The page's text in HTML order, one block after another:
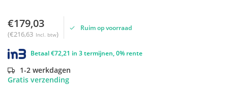
€179,03
(€216,63 Incl. btw)
Ruim op voorraad
Betaal €72,21 in 3 termijnen, 0% rente
1-2 werkdagen
Gratis verzending